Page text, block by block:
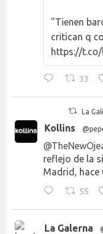
"Tienen
critican q
https://t.co/
33
La
Kollins
reflejo de la
Madrid, hace
55
La Galerna